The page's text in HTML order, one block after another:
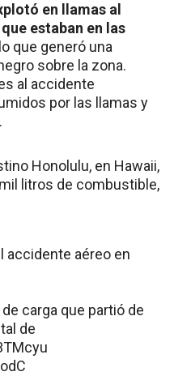
en llamas al
estaban en las
que generó una
sobre la zona.
al accidente
por las llamas y
Honolulu, en Hawaii,
litros de combustible,
aéreo en
carga que partió de
de